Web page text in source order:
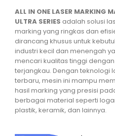
ALL IN ONE LASER MARKING
ULTRA SERIES adalah solusi
marking yang ringkas dan
dirancang khusus untuk
industri kecil dan menengah
mencari kualitas tinggi
terjangkau. Dengan teknologi
terbaru, mesin ini mampu
hasil marking yang presisi
berbagai material seperti
plastik, keramik, dan lainnya.